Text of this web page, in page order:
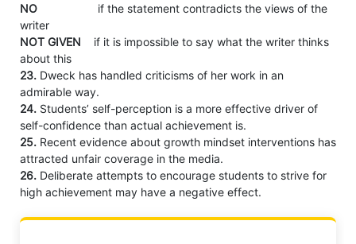
NO if the statement contradicts the views of the
writer
NOT GIVEN if it is impossible to say what the writer thinks
about this
23. Dweck has handled criticisms of her work in an
admirable way.
24. Students’ self-perception is a more effective driver of
self-confidence than actual achievement is.
25. Recent evidence about growth mindset interventions has
attracted unfair coverage in the media.
26. Deliberate attempts to encourage students to strive for
high achievement may have a negative effect.